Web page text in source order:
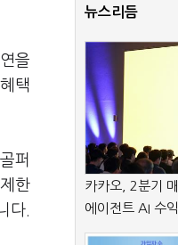
을
택
퍼
한
다.
뉴스리듬
카카오, 2분기
에이전트 AI 수